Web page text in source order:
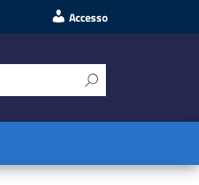
Accesso